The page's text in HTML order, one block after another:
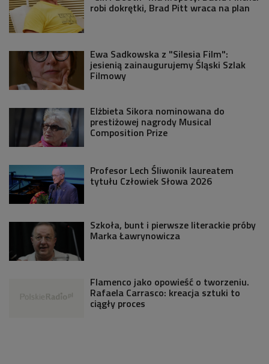
robi dokrętki, Brad Pitt wraca na plan
Ewa Sadkowska z "Silesia Film":
jesienią zainaugurujemy Śląski Szlak
Filmowy
Elżbieta Sikora nominowana do
prestiżowej nagrody Musical
Composition Prize
Profesor Lech Śliwonik laureatem
tytułu Człowiek Słowa 2026
Szkoła, bunt i pierwsze literackie próby
Marka Ławrynowicza
Flamenco jako opowieść o tworzeniu.
Rafaela Carrasco: kreacja sztuki to
ciągły proces